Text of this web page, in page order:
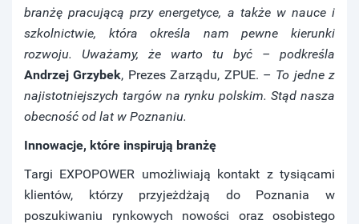
branżę pracującą przy energetyce, a także w nauce i
szkolnictwie, która określa nam pewne kierunki
rozwoju. Uważamy, że warto tu być – podkreśla
Andrzej Grzybek, Prezes Zarządu, ZPUE. – To jedne z
najistotniejszych targów na rynku polskim. Stąd nasza
obecność od lat w Poznaniu.
Innowacje, które inspirują branżę
Targi EXPOPOWER umożliwiają kontakt z tysiącami
klientów, którzy przyjeżdżają do Poznania w
poszukiwaniu rynkowych nowości oraz osobistego